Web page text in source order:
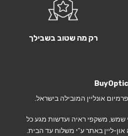
רק מה שטוב בשבילך
BuyOptic
אונליין המובילה בישראל.
שמש, משקפי ראיה ועדשות מגע כל
ליין באתר ע”י משלוח עד הבית.